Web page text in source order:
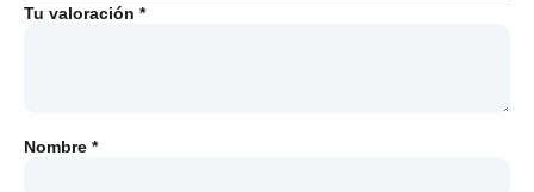
Tu valoración *
Nombre *